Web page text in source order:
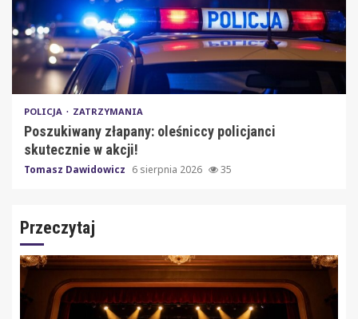
POLICJA ZATRZYMANIA
Poszukiwany złapany: oleśniccy policjanci
skutecznie w akcji!
Tomasz Dawidowicz 6 sierpnia 2026 35
Przeczytaj